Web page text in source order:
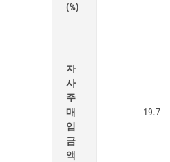
(%)
자
사
주
매
입
금
액
19.7